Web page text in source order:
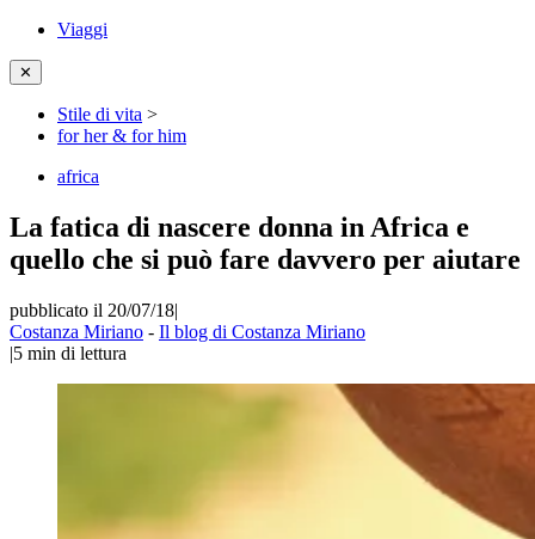
Viaggi
✕
Stile di vita >
for her & for him
africa
La fatica di nascere donna in Africa e
quello che si può fare davvero per aiutare
pubblicato il 20/07/18|
Costanza Miriano - Il blog di Costanza Miriano
|5 min di lettura